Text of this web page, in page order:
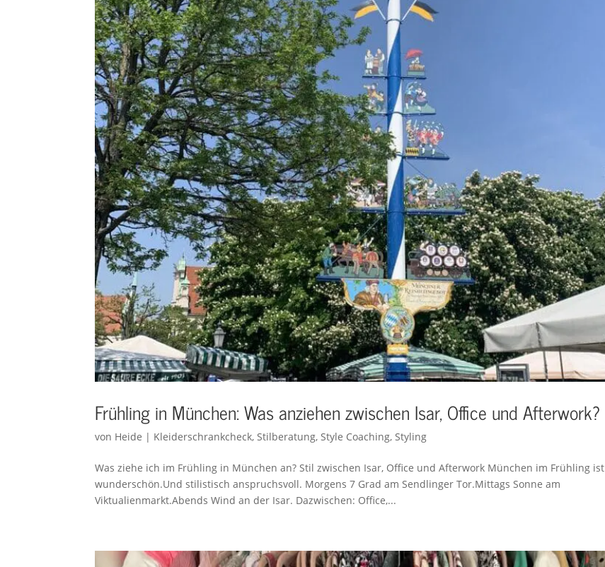
Frühling in München: Was anziehen zwischen Isar, Office und Afterwork?
von Heide | Kleiderschrankcheck,Stilberatung,Style Coaching,Styling
Was ziehe ich im Frühling in München an? Stil zwischen Isar, Office und Afterwork München im Frühling ist
wunderschön.Und stilistisch anspruchsvoll. Morgens 7 Grad am Sendlinger Tor.Mittags Sonne am
Viktualienmarkt.Abends Wind an der Isar. Dazwischen: Office,...